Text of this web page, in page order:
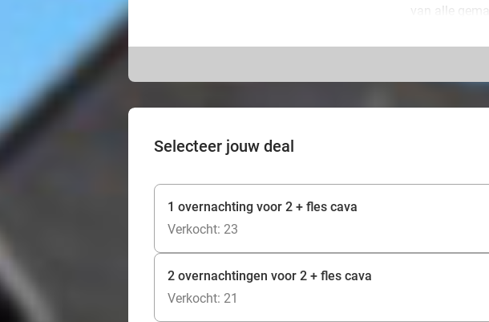
van alle
aanwezig,
parkeren op
Stap terug in
Selecteer jouw deal
1 overnachting voor 2 + fles cava
Verkocht: 23
2 overnachtingen voor 2 + fles cava
Verkocht: 21